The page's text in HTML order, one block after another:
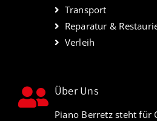
Transport
Reparatur &
Verleih
Über Uns
Piano Berretz steht für